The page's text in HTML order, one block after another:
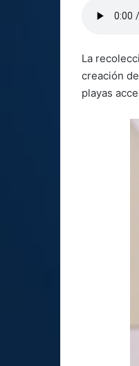
La
creación
playas